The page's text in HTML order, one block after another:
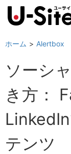
ホーム Alertbox
ソーシ
き方：
テンツ